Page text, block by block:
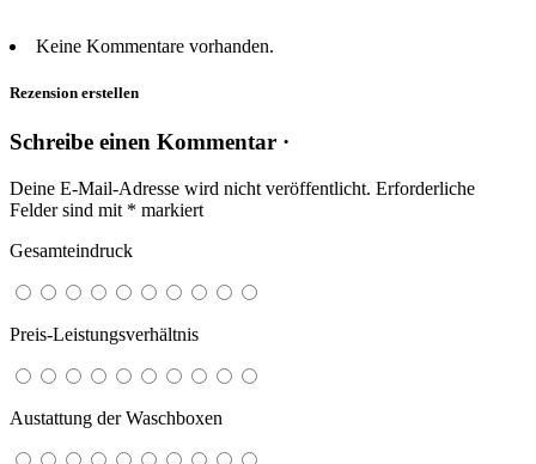
Keine Kommentare vorhanden.
Rezension erstellen
Schreibe einen Kommentar ·
Deine E-Mail-Adresse wird nicht veröffentlicht. Erforderliche
Felder sind mit * markiert
Gesamteindruck
Preis-Leistungsverhältnis
Austattung der Waschboxen